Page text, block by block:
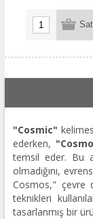
"Cosmic"
ederken,
temsil eder. Bu
olmadığını,
Cosmos," çevre
teknikleri
tasarlanmış bir